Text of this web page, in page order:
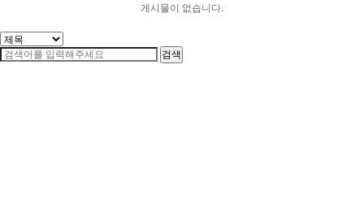
게시물이 없습니다.
검색